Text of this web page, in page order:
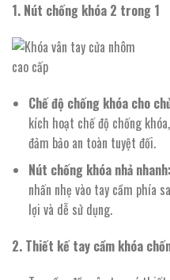
1. Nút chống khóa 2 trong 1
Chế độ chống khóa cho
kích hoạt chế độ chống
đảm bảo an toàn tuyệt đối.
Nút chống khóa nhả nhanh:
nhấn nhẹ vào tay cầm phía
lợi và dễ sử dụng.
2. Thiết kế tay cầm khóa